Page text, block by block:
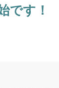
です！